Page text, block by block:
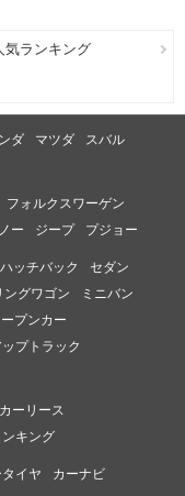
気ランキング
ダ マツダ
スバル
フォルクスワーゲン
ー ジープ プジョー
ハッチバック
セダン
ングワゴン
ミニバン
プンカー
プトラック
カーリース
キング
イヤ カーナビ